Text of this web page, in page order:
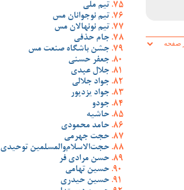
تیم ملی
تیم نوجوانان مس
تیم نونهالان مس
جام حذفی
جشن باشگاه صنعت مس
جعفر حسنی
جلال عبدی
جواد جلالی
جواد یزدپور
جودو
حاشیه
حامد محمودی
حجت جهرمی
حجت‌الاسلام‌والمسلمین توحیدی
حسن مرادی فر
حسین تهامی
حسین حیدری